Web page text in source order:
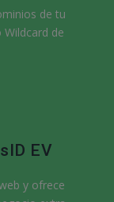
de tu
de
EV
y ofrece